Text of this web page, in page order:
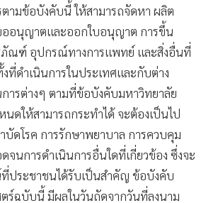
ามข้อบังคับนี้ ให้สามารถจัดหา ผลิต
ออนุญาตและออกใบอนุญาต การขึ้น
ภัณฑ์ อุปกรณ์ทางการแพทย์ และสิ่งอื่นที่
ที่ดำเนินการในประเทศและกับต่าง
การต่างๆ ตามที่ข้อบังคับมหาวิทยาลัย
ดให้สามารถกระทำได้ จะต้องเป็นไป
ดโรค การรักษาพยาบาล การควบคุม
นการดำเนินการอื่นใดที่เกี่ยวข้อง ซึ่งจะ
ที่ประชาชนได้รับเป็นสำคัญ ข้อบังคับ
ร์ฉบับนี้ มีผลในวันถัดจากวันที่ลงนาม